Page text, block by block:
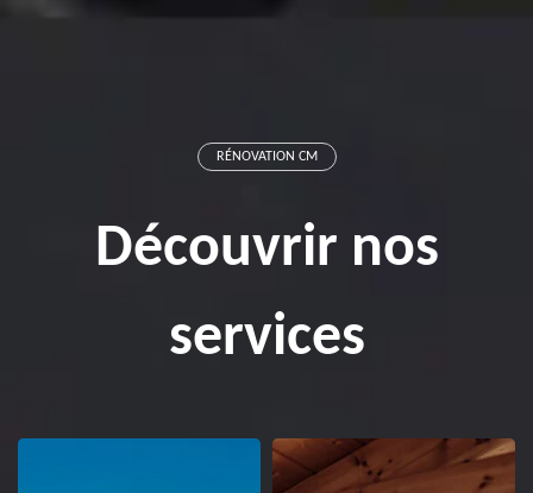
RÉNOVATION CM
Découvrir nos
services